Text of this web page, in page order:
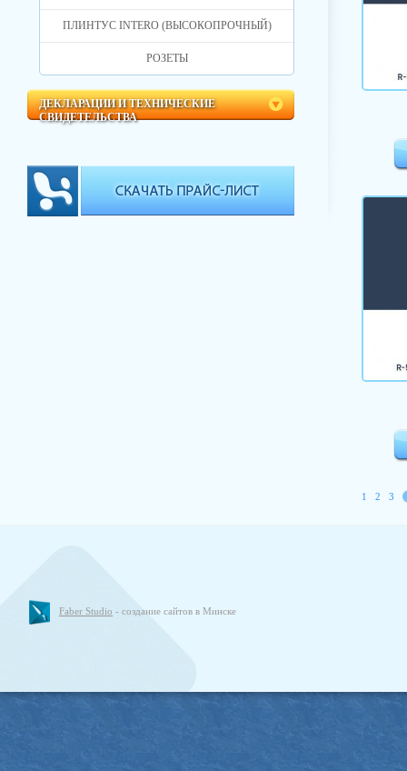
ПЛИНТУС INTERO (ВЫСОКОПРОЧНЫЙ)
РОЗЕТЫ
ДЕКЛАРАЦИИ И ТЕХНИЧЕСКИЕ
СВИДЕТЕЛЬСТВА
1 2 3
Faber Studio - создание сайтов в Минске